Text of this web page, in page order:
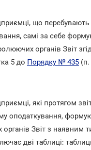
що перебувають
самі за себе
органів Звіт
5 до Порядку № 435
які протягом
оподаткування,
Звіт з наявним
дві таблиці: